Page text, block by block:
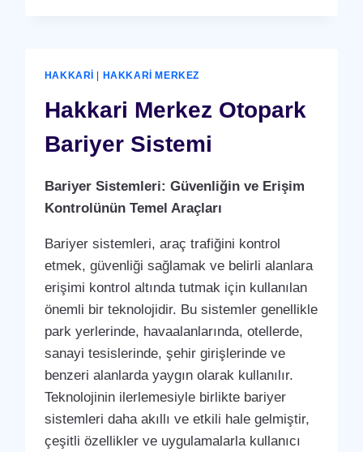
KONTROL
PUANTAJ
YAZILIMI
(PROGRAMI)
HAKKARI HAKKARI MERKEZ
Hakkari Merkez Otopark
Bariyer Sistemi
Bariyer Sistemleri: Güvenliğin ve Erişim
Kontrolünün Temel Araçları
Bariyer sistemleri, araç trafiğini kontrol
etmek, güvenliği sağlamak ve belirli alanlara
erişimi kontrol altında tutmak için kullanılan
önemli bir teknolojidir. Bu sistemler genellikle
park yerlerinde, havaalanlarında, otellerde,
sanayi tesislerinde, şehir girişlerinde ve
benzeri alanlarda yaygın olarak kullanılır.
Teknolojinin ilerlemesiyle birlikte bariyer
sistemleri daha akıllı ve etkili hale gelmiştir,
çeşitli özellikler ve uygulamalarla kullanıcı